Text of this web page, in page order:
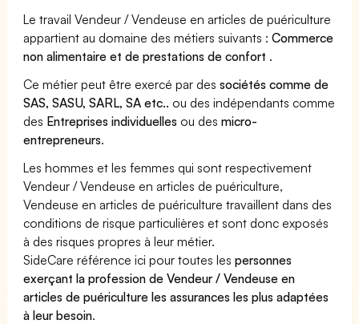
Le travail Vendeur / Vendeuse en articles de puériculture
appartient au domaine des métiers suivants :Commerce
non alimentaire et de prestations de confort .
Ce métier peut être exercé par dessociétés comme de
SAS, SASU, SARL, SA etc.. ou des indépendants comme
des Entreprises individuelles ou desmicro-
entrepreneurs.
Les hommes et les femmes qui sont respectivement
Vendeur / Vendeuse en articles de puériculture,
Vendeuse en articles de puériculture travaillent dans des
conditions de risque particulières et sont donc exposés
à des risques propres à leur métier.
SideCare référence ici pour toutes lespersonnes
exerçant la profession de Vendeur / Vendeuse en
articles de puériculture les assurances les plus adaptées
à leur besoin.